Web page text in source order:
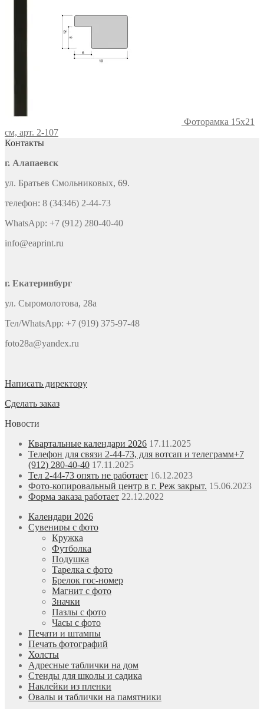
Фоторамка 15х21
см, арт. 2-107
Контакты
г. Алапаевск
ул. Братьев Смольниковых, 69.
телефон: 8 (34346) 2-44-73
WhatsApp: +7 (912) 280-40-40
info@eaprint.ru
г. Екатеринбург
ул. Сыромолотова, 28а
Тел/WhatsApp: +7 (919) 375-97-48
foto28a@yandex.ru
Написать директору
Сделать заказ
Новости
Квартальные календари 2026 17.11.2025
Телефон для связи 2-44-73, для вотсап и телеграмм+7
(912) 280-40-40 17.11.2025
Тел 2-44-73 опять не работает 16.12.2023
Фото-копировальный центр в г. Реж закрыт. 15.06.2023
Форма заказа работает 22.12.2022
Календари 2026
Сувениры с фото
Кружка
Футболка
Подушка
Тарелка с фото
Брелок гос-номер
Магнит с фото
Значки
Пазлы с фото
Часы с фото
Печати и штампы
Печать фотографий
Холсты
Адресные таблички на дом
Стенды для школы и садика
Наклейки из пленки
Овалы и таблички на памятники